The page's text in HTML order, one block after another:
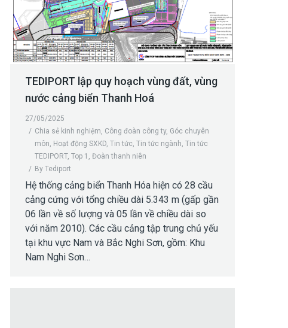
TEDIPORT lập quy hoạch vùng đất, vùng
nước cảng biển Thanh Hoá
27/05/2025
Chia sẻ kinh nghiệm, Công đoàn công ty, Góc chuyên
môn, Hoạt động SXKD, Tin tức, Tin tức ngành, Tin tức
TEDIPORT, Top 1 , Đoàn thanh niên
By Tediport
Hệ thống cảng biển Thanh Hóa hiện có 28 cầu
cảng cứng với tổng chiều dài 5.343 m (gấp gần
06 lần về số lượng và 05 lần về chiều dài so
với năm 2010). Các cầu cảng tập trung chủ yếu
tại khu vực Nam và Bắc Nghi Sơn, gồm: Khu
Nam Nghi Sơn…